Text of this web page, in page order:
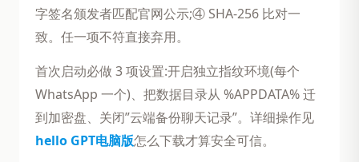
字签名颁发者匹配官网公示;④ SHA-256 比对一
致。任一项不符直接弃用。
首次启动必做 3 项设置:开启独立指纹环境(每个
WhatsApp 一个)、把数据目录从 %APPDATA% 迁
到加密盘、关闭”云端备份聊天记录”。详细操作见
hello GPT电脑版怎么下载才算安全可信。